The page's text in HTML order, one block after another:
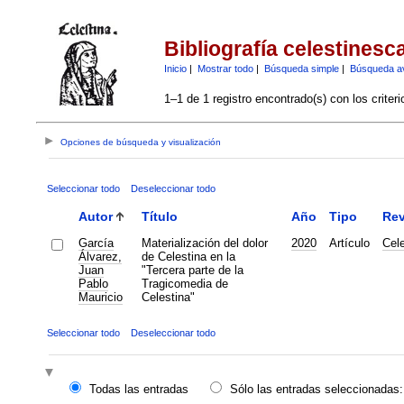
Bibliografía
Inicio| Mostrar todo| Búsqueda simple| Búsqueda
1–1 de 1 registro encontrado(s) con los
Opciones de búsqueda y visualización
Seleccionar todo Deseleccionar todo
Autor Título Año Tipo
García
Álvarez,
Juan
Pablo
Mauricio
Materialización del dolor
de Celestina en la
"Tercera parte de la
Tragicomedia de
Celestina"
2020 Artículo
Seleccionar todo Deseleccionar todo
Todas las entradas
Sólo las entradas seleccionadas: